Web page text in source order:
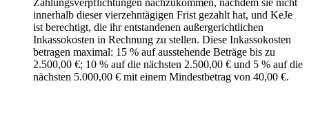
innerhalb dieser vierzehntägigen Frist gezahlt hat, und KeJe
ist berechtigt, die ihr entstandenen außergerichtlichen
Inkassokosten in Rechnung zu stellen. Diese Inkassokosten
betragen maximal: 15 % auf ausstehende Beträge bis zu
2.500,00 €; 10 % auf die nächsten 2.500,00 € und 5 % auf die
nächsten 5.000,00 € mit einem Mindestbetrag von 40,00 €.